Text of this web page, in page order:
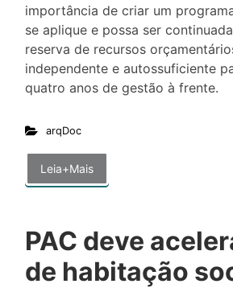
importância de criar um
se aplique e possa ser
reserva de recursos
independente e autossuficiente
quatro anos de gestão à frente.
arqDoc
Leia+Mais
PAC deve
de habitação